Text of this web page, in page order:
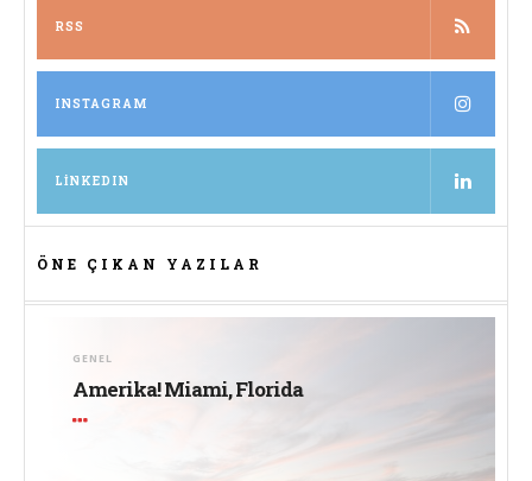
RSS
INSTAGRAM
LINKEDIN
ÖNE ÇIKAN YAZILAR
GENEL
Amerika! Miami, Florida